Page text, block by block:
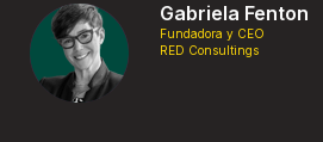
Gabriela Fenton
Fundadora y CEO
RED Consultings